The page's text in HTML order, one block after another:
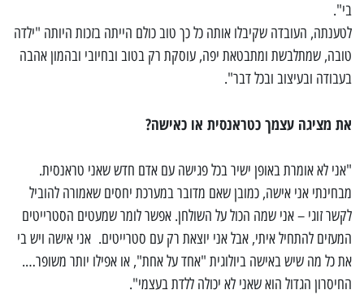
בי".
לטענתה, העובדה שקיבלו אותה כל כך טוב כולם הייתה בזכות היותה "ילדה
טובה, שמתלבשת ומתבטאת יפה, עוסקת רק בטוב ובחיובי ובהמון אהבה
בעבודה ובעיצוב ובכל דבר".
את מציגה עצמך כטראנסית או כאישה?
"אני לא אומרת באופן ישיר בכל פגישה עם אדם חדש שאני טראנסית.
מבחינתי אני אישה, כמובן שאם מדובר במערכת יחסים שאמורה להוביל
לקשר זוגי – אני שמה הכול על השולחן. אפשר לומר שמעטים הסטרייטים
המעזים להתחיל איתי, אבל אני יוצאת רק עם סטרייטים. אני אישה ויש בי
את כל מה שיש באישה ביולוגית "אחד על אחת", או אפילו יותר משופר….
החיסרון הגדול הוא שאני לא יכולה ללדת בעצמי".